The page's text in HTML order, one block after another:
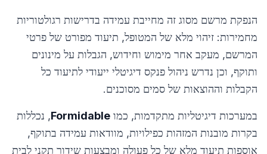
הנפקת מרשם מסוג זה מחייבת עמידה בדרישות רגולטוריות
מחמירות: זיהוי מלא של המטופל, תיעוד מפורט של פרטי
המרשם, מעקב אחר מימוש וחידוש, הגבלות על מינונים
ותוקף, וכן נדרש ניהול פנקס דיגיטלי ייעודי לתיעוד כל
הקבלות וההוצאות של סמים מסוכנים.
במערכות דיגיטליות מתקדמות, כמו Formidable, נכללות
בקרות מובנות המזהות כפילויות, מוודאות עמידה בתוקף,
אוספות תיעוד מלא של כל פעולה ומבצעות שידור תקני לבית